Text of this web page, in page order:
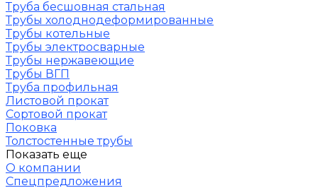
Труба бесшовная стальная
Трубы холоднодеформированные
Трубы котельные
Трубы электросварные
Трубы нержавеющие
Трубы ВГП
Труба профильная
Листовой прокат
Сортовой прокат
Поковка
Толстостенные трубы
Показать еще
О компании
Спецпредложения